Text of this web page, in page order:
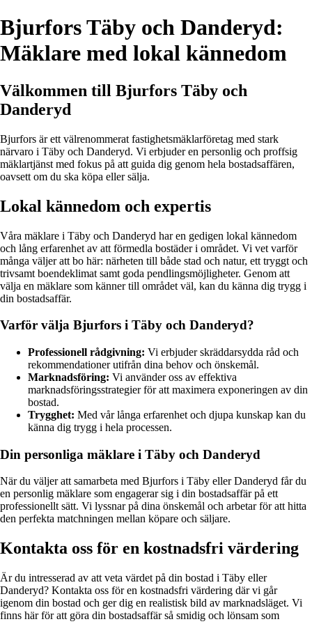
Bjurfors Täby och Danderyd:
Mäklare med lokal kännedom
Välkommen till Bjurfors Täby och
Danderyd
Bjurfors är ett välrenommerat fastighetsmäklarföretag med stark
närvaro i Täby och Danderyd. Vi erbjuder en personlig och proffsig
mäklartjänst med fokus på att guida dig genom hela bostadsaffären,
oavsett om du ska köpa eller sälja.
Lokal kännedom och expertis
Våra mäklare i Täby och Danderyd har en gedigen lokal kännedom
och lång erfarenhet av att förmedla bostäder i området. Vi vet varför
många väljer att bo här: närheten till både stad och natur, ett tryggt och
trivsamt boendeklimat samt goda pendlingsmöjligheter. Genom att
välja en mäklare som känner till området väl, kan du känna dig trygg i
din bostadsaffär.
Varför välja Bjurfors i Täby och Danderyd?
Professionell rådgivning: Vi erbjuder skräddarsydda råd och
rekommendationer utifrån dina behov och önskemål.
Marknadsföring: Vi använder oss av effektiva
marknadsföringsstrategier för att maximera exponeringen av din
bostad.
Trygghet: Med vår långa erfarenhet och djupa kunskap kan du
känna dig trygg i hela processen.
Din personliga mäklare i Täby och Danderyd
När du väljer att samarbeta med Bjurfors i Täby eller Danderyd får du
en personlig mäklare som engagerar sig i din bostadsaffär på ett
professionellt sätt. Vi lyssnar på dina önskemål och arbetar för att hitta
den perfekta matchningen mellan köpare och säljare.
Kontakta oss för en kostnadsfri värdering
Är du intresserad av att veta värdet på din bostad i Täby eller
Danderyd? Kontakta oss för en kostnadsfri värdering där vi går
igenom din bostad och ger dig en realistisk bild av marknadsläget. Vi
finns här för att göra din bostadsaffär så smidig och lönsam som